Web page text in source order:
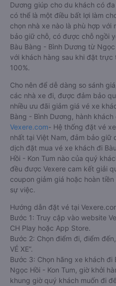
Dương giúp cho du khách có
có thể là một điều bất lợi làm
chọn nhà xe nào là phù hợp với
bảo giữ chỗ, có được chỗ ngồi
Bàu Bàng - Bình Dương từ
với khách hàng sau khi đặt
100%.
Cho nên để dễ dàng so sánh
các nhà xe đi, được đảm bảo
nhiều ưu đãi giảm giá vé xe
Bàng - Bình Dương, hành
Vexere.com- Hệ thống đặt vé
nhất tại Việt Nam, đảm bảo giữ
dịch đặt mua vé xe khách đi
Hồi - Kon Tum nào của quý
đều được Vexere cam kết giải
coupon giảm giá hoặc hoàn
sự việc.
Hướng dẫn đặt vé tại
Bước 1: Truy cập vào website
CH Play hoặc App Store.
Bước 2: Chọn điểm đi, điểm
VÉ XE”.
Bước 3: Chọn hãng xe khách đi
Ngọc Hồi - Kon Tum, giờ khởi
khung giờ quý khách muốn đi